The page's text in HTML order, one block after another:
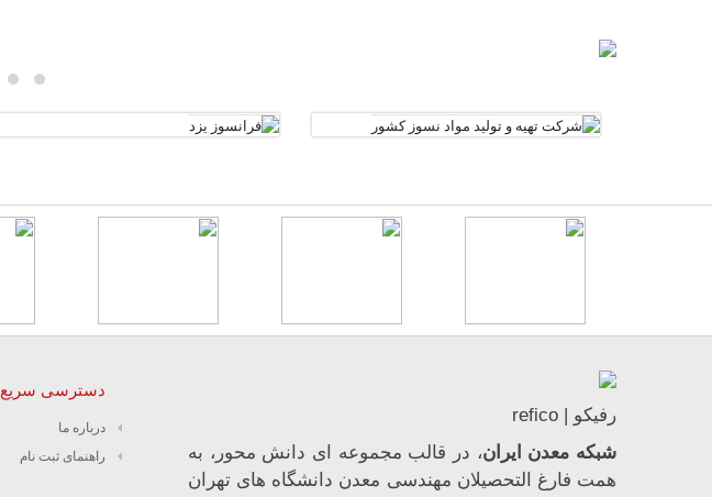
رفیکو | refico
شبکه معدن ایران، در قالب مجموعه ای دانش محور، به
همت فارغ­ التحصیلان مهندسی معدن دانشگاه ­های تهران
دسترسی سریع
درباره ما
راهنمای ثبت نام